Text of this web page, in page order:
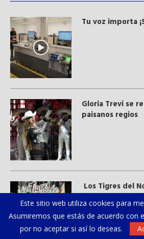
Tu voz importa
Gloria Trevi se
paisanos regios
Los Tigres del
museo en
Este sitio web utiliza cookies para
Asumiremos que estás de acuerdo con
por no aceptar si así lo deseas.